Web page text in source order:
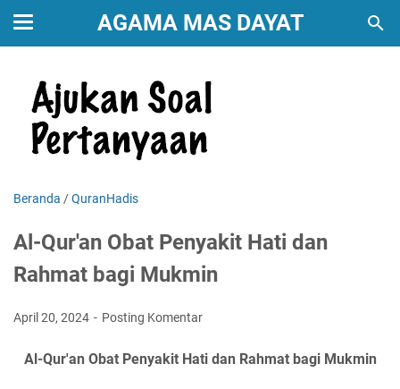
AGAMA MAS DAYAT
Beranda /QuranHadis
Al-Qur'an Obat Penyakit Hati dan
Rahmat bagi Mukmin
April 20, 2024 Posting Komentar
Al-Qur'an Obat Penyakit Hati dan Rahmat bagi Mukmin